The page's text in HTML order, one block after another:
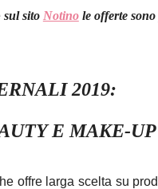
sul sito Notinole offerte
2019:
E MAKE-
offre larga scelta su